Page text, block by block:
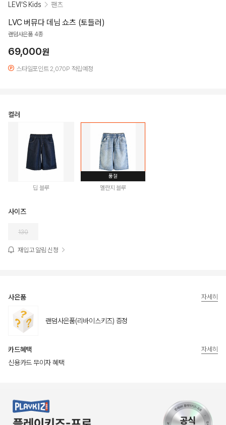
LEVI'S Kids 팬츠
LVC 버뮤다 데님 쇼츠 (토들러)
랜덤사은품 4종
69,000원
스타일포인트 2,070P 적립예정
컬러
딥 블루
품절
멜란지 블루
사이즈
130
재입고 알림 신청
사은품
랜덤사은품(리바이스키즈) 증정
자세히
카드혜택
신용카드 무이자 혜택
자세히